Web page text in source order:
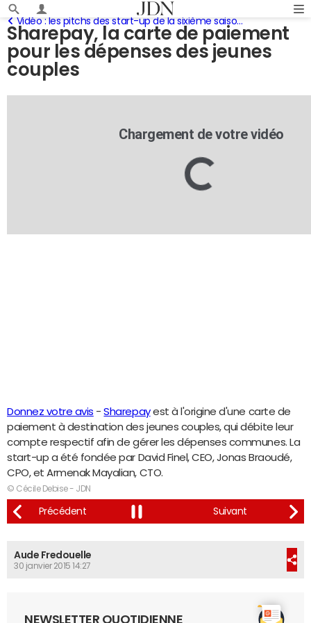
Sharepay, la carte de paiement
pour les dépenses des jeunes
couples
Vidéo : les pitchs des start-up de la sixième saison du Camping
Donnez votre avis -Sharepayest à l'origine d'une carte de
paiement à destination des jeunes couples, qui débite leur
compte respectif afin de gérer les dépenses communes. La
start-up a été fondée par David Finel, CEO, Jonas Braoudé,
CPO, et Armenak Mayalian, CTO.
© Cécile Debise - JDN
Aude Fredouelle
30 janvier 2015 14:27
NEWSLETTER QUOTIDIENNE